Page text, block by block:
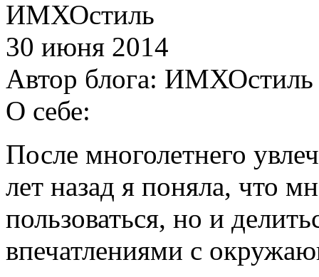
ИМХОстиль
30 июня 2014
Автор блога: ИМХОстиль
О себе:
После многолетнего
лет назад я поняла, что
пользоваться, но и
впечатлениями с